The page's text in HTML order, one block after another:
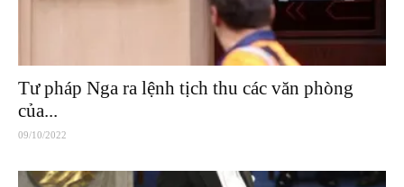
Tư pháp Nga ra lệnh tịch thu các văn phòng
của...
09/10/2022